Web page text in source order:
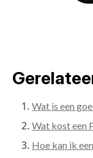
Wat is een
Wat kost een
Hoe kan ik